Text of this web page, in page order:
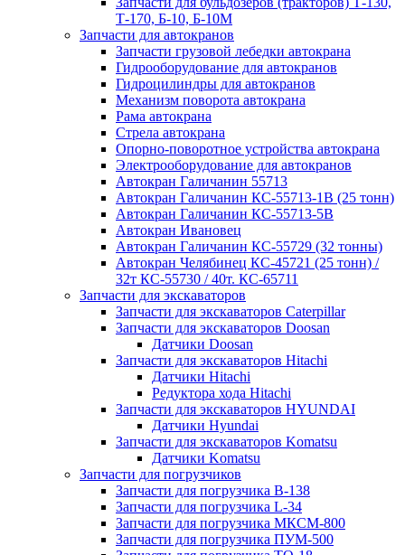
Т-170, Б-10, Б-10М
Запчасти для автокранов
Запчасти грузовой лебедки автокрана
Гидрооборудование для автокранов
Гидроцилиндры для автокранов
Механизм поворота автокрана
Рама автокрана
Стрела автокрана
Опорно-поворотное устройства автокрана
Электрооборудование для автокранов
Автокран Галичанин 55713
Автокран Галичанин КС-55713-1В (25 тонн)
Автокран Галичанин КС-55713-5В
Автокран Ивановец
Автокран Галичанин КС-55729 (32 тонны)
Автокран Челябинец КС-45721 (25 тонн) /
32т КС-55730 / 40т. КС-65711
Запчасти для экскаваторов
Запчасти для экскаваторов Caterpillar
Запчасти для экскаваторов Doosan
Датчики Doosan
Запчасти для экскаваторов Hitachi
Датчики Hitachi
Редуктора хода Hitachi
Запчасти для экскаваторов HYUNDAI
Датчики Hyundai
Запчасти для экскаваторов Komatsu
Датчики Komatsu
Запчасти для погрузчиков
Запчасти для погрузчика B-138
Запчасти для погрузчика L-34
Запчасти для погрузчика МКСМ-800
Запчасти для погрузчика ПУМ-500